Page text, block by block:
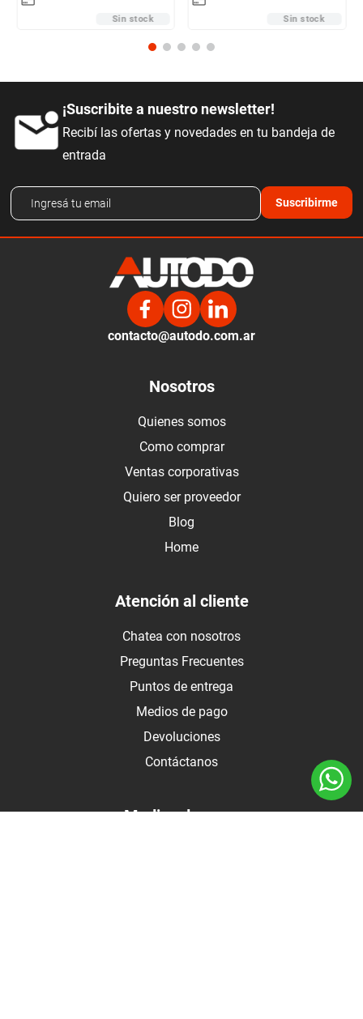
Sin stock Sin stock
¡Suscribite a nuestro newsletter!
Recibí las ofertas y novedades en tu bandeja de
entrada
Suscribirme
contacto@autodo.com.ar
Nosotros
Quienes somos
Como comprar
Ventas corporativas
Quiero ser proveedor
Blog
Home
Atención al cliente
Chatea con nosotros
Preguntas Frecuentes
Puntos de entrega
Medios de pago
Devoluciones
Contáctanos
Medios de pago